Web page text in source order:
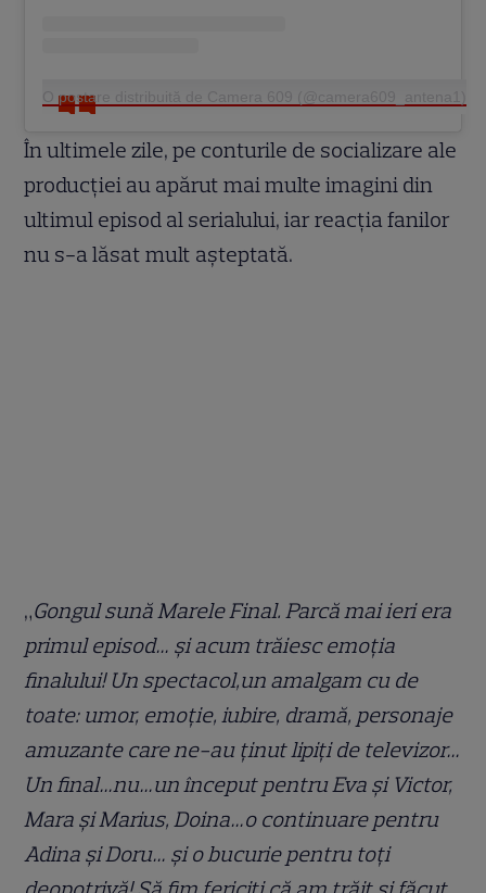
O postare distribuită de Camera 609 (@camera609_antena1)
În ultimele zile, pe conturile de socializare ale
producției au apărut mai multe imagini din
ultimul episod al serialului, iar reacția fanilor
nu s-a lăsat mult așteptată.
„Gongul sună Marele Final. Parcă mai ieri era
primul episod… și acum trăiesc emoția
finalului! Un spectacol,un amalgam cu de
toate: umor, emoție, iubire, dramă, personaje
amuzante care ne-au ținut lipiți de televizor…
Un final…nu…un început pentru Eva și Victor,
Mara și Marius, Doina…o continuare pentru
Adina și Doru… și o bucurie pentru toți